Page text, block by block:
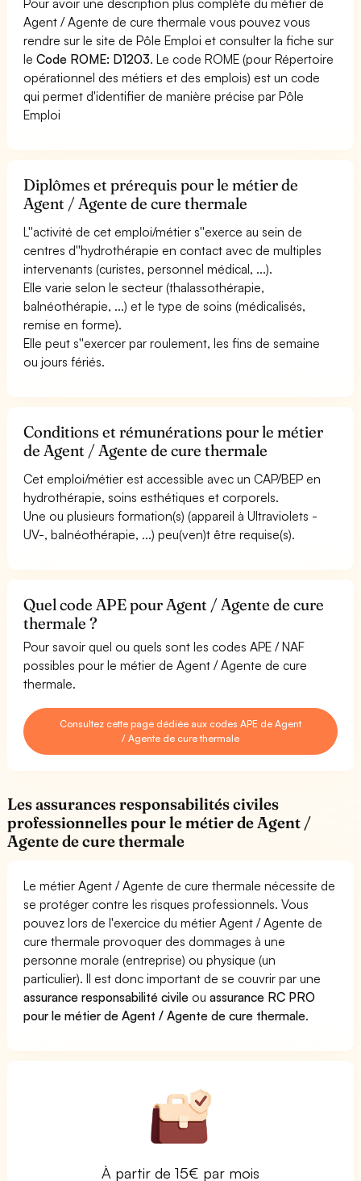
Agent / Agente de cure thermale vous pouvez vous
rendre sur le site de Pôle Emploi et consulter la fiche sur
leCode ROME: D1203. Le code ROME (pour Répertoire
opérationnel des métiers et des emplois) est un code
qui permet d'identifier de manière précise par Pôle
Emploi
Diplômes et prérequis pour le métier de
Agent / Agente de cure thermale
L''activité de cet emploi/métier s''exerce au sein de
centres d''hydrothérapie en contact avec de multiples
intervenants (curistes, personnel médical, ...).
Elle varie selon le secteur (thalassothérapie,
balnéothérapie, ...) et le type de soins (médicalisés,
remise en forme).
Elle peut s''exercer par roulement, les fins de semaine
ou jours fériés.
Conditions et rémunérations pour le métier
de Agent / Agente de cure thermale
Cet emploi/métier est accessible avec un CAP/BEP en
hydrothérapie, soins esthétiques et corporels.
Une ou plusieurs formation(s) (appareil à Ultraviolets -
UV-, balnéothérapie, ...) peu(ven)t être requise(s).
Quel code APE pour Agent / Agente de cure
thermale ?
Pour savoir quel ou quels sont les codes APE / NAF
possibles pour le métier de Agent / Agente de cure
thermale.
Consultez cette page dédiée aux codes APE de Agent
/ Agente de cure thermale
Les assurances responsabilités civiles
professionnelles pour le métier de Agent /
Agente de cure thermale
Le métier Agent / Agente de cure thermale nécessite de
se protéger contre les risques professionnels. Vous
pouvez lors de l'exercice du métier Agent / Agente de
cure thermale provoquer des dommages à une
personne morale (entreprise) ou physique (un
particulier). Il est donc important de se couvrir par une
assurance responsabilité civile ouassurance RC PRO
pour le métier de Agent / Agente de cure thermale.
À partir de 15€ par mois